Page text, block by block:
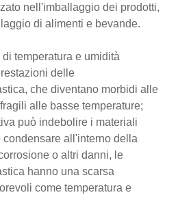
nell'imballaggio dei prodotti,
di alimenti e bevande.
temperatura e umidità
delle
che diventano morbidi alle
alle basse temperature;
può indebolire i materiali
all'interno della
o altri danni, le
hanno una scarsa
come temperatura e